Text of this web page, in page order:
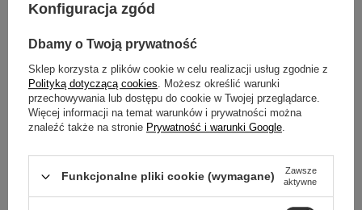
Konfiguracja zgód
Dbamy o Twoją prywatność
Sklep korzysta z plików cookie w celu realizacji usług zgodnie z
Polityką dotyczącą cookies. Możesz określić warunki
przechowywania lub dostępu do cookie w Twojej przeglądarce.
Więcej informacji na temat warunków i prywatności można
znaleźć także na stronie Prywatność i warunki Google.
Funkcjonalne pliki cookie (wymagane)
Zawsze
aktywne